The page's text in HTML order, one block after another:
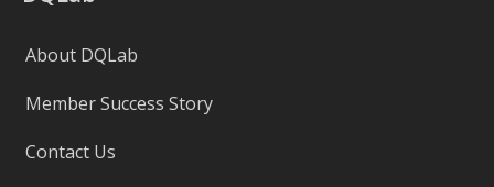
About DQLab
Member Success Story
Contact Us